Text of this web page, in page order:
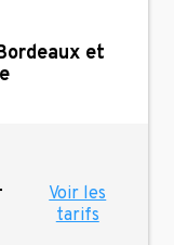
et
Voir les
tarifs